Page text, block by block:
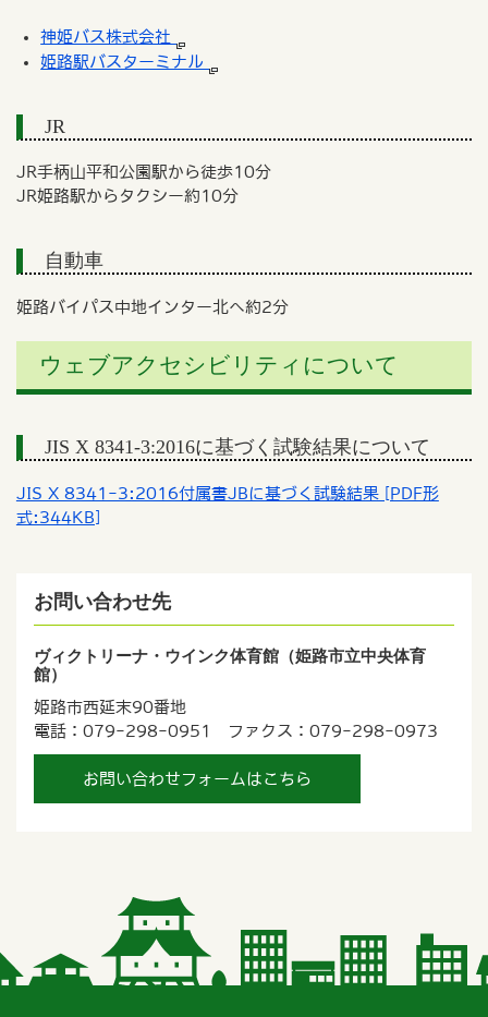
神姫バス株式会社
姫路駅バスターミナル
JR
JR手柄山平和公園駅から徒歩10分
JR姫路駅からタクシー約10分
自動車
姫路バイパス中地インター北へ約2分
ウェブアクセシビリティについて
JIS X 8341-3:2016に基づく試験結果について
JIS X 8341-3:2016付属書JBに基づく試験結果 [PDF形
式:344KB]
お問い合わせ先
ヴィクトリーナ・ウインク体育館（姫路市立中央体育
館）
姫路市西延末90番地
電話：079-298-0951 ファクス：079-298-0973
お問い合わせフォームはこちら